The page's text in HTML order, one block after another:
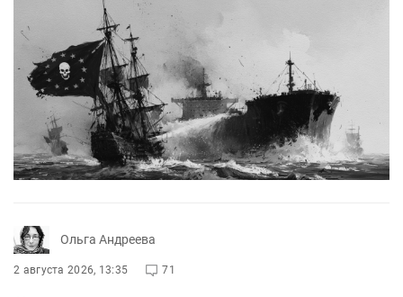
Ольга Андреева
2 августа 2026, 13:35 71